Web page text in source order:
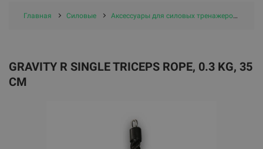
Главная Силовые Аксессуары для силовых тренажеров
GRAVITY R SINGLE TRICEPS ROPE, 0.3 KG, 35
CM